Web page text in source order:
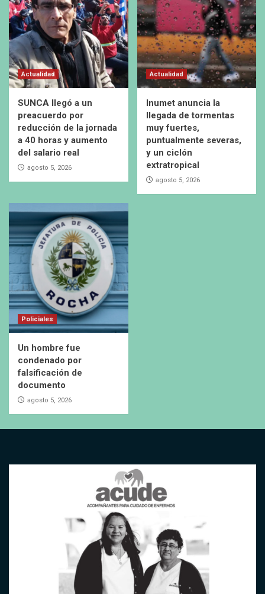
Actualidad
SUNCA llegó a un
preacuerdo por
reducción de la jornada
a 40 horas y aumento
del salario real
agosto 5, 2026
Actualidad
Inumet anuncia la
llegada de tormentas
muy fuertes,
puntualmente severas,
y un ciclón
extratropical
agosto 5, 2026
Policiales
Un hombre fue
condenado por
falsificación de
documento
agosto 5, 2026